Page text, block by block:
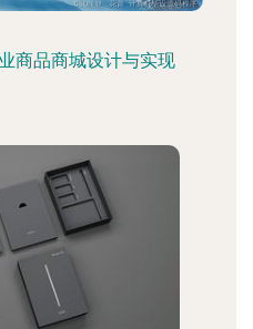
商品商城设计与实现